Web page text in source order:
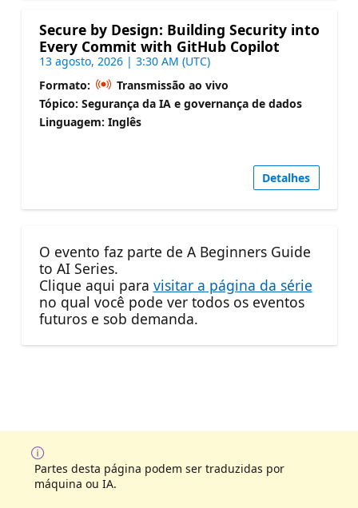
Secure by Design: Building Security into
Every Commit with GitHub Copilot
13 agosto, 2026 | 3:30 AM (UTC)
Formato:
Transmissão ao vivo
Tópico: Segurança da IA e governança de dados
Linguagem: Inglês
Detalhes
O evento faz parte de A Beginners Guide
to AI Series.
Clique aqui para visitar a página da série
no qual você pode ver todos os eventos
futuros e sob demanda.
Partes desta página podem ser traduzidas por
máquina ou IA.